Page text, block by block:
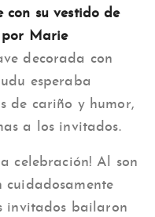
con su vestido de
Marie
decorada con
esperaba
de cariño y humor,
a los invitados.
celebración! Al son
invitados bailaron